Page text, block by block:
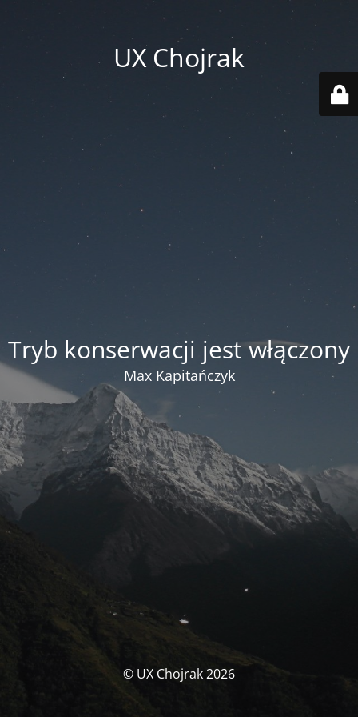
UX Chojrak
Tryb konserwacji jest włączony
Max Kapitańczyk
© UX Chojrak 2026